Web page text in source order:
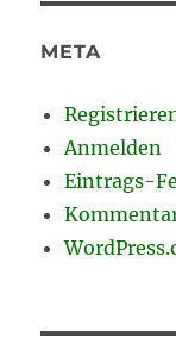
META
Anmelden
Eintrags-